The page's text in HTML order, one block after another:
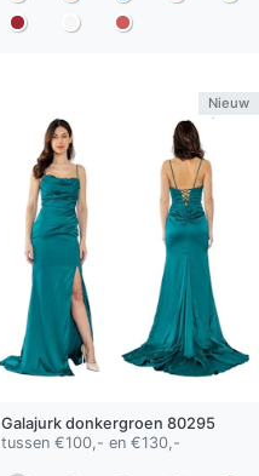
Nieuw
Galajurk donkergroen 80295
tussen €100,- en €130,-